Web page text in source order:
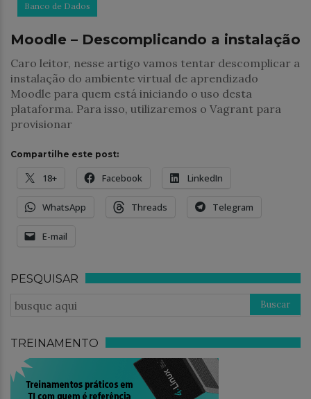
Banco de Dados
Moodle – Descomplicando a instalação
Caro leitor, nesse artigo vamos tentar descomplicar a
instalação do ambiente virtual de aprendizado
Moodle para quem está iniciando o uso desta
plataforma. Para isso, utilizaremos o Vagrant para
provisionar
Compartilhe este post:
18+ Facebook LinkedIn
WhatsApp Threads Telegram
E-mail
PESQUISAR
TREINAMENTO